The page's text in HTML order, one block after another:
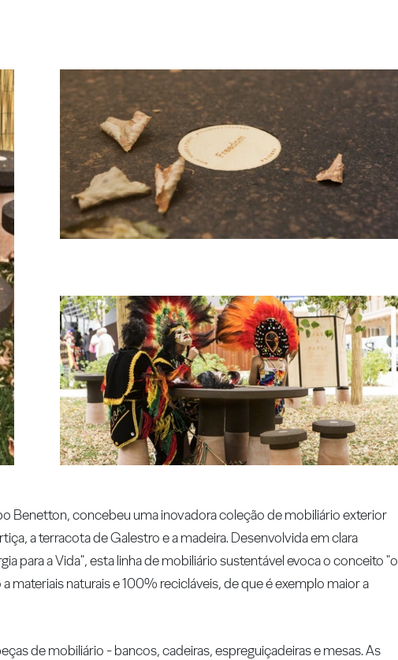
Benetton, concebeu uma inovadora coleção de mobiliário exterior
a terracota de Galestro e a madeira. Desenvolvida em clara
para a Vida", esta linha de mobiliário sustentável evoca o conceito "o
materiais naturais e 100% recicláveis, de que é exemplo maior a
de mobiliário - bancos, cadeiras, espreguiçadeiras e mesas. As